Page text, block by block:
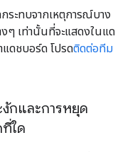
กระทบจากเหตุการณ์บาง
งๆ เท่านั้นที่จะแสดงในแด
ดชบอร์ด โปรดติดต่อทีม
กและการหยุด
ใด